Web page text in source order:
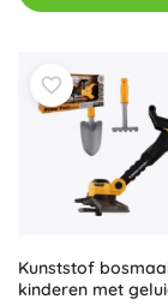
Kunststof
kinderen met